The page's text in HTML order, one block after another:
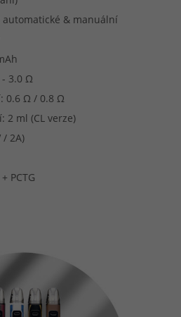
& manuální
- 3.0 Ω
0.6 Ω / 0.8 Ω
2 ml (CL verze)
/ 2A)
PCTG